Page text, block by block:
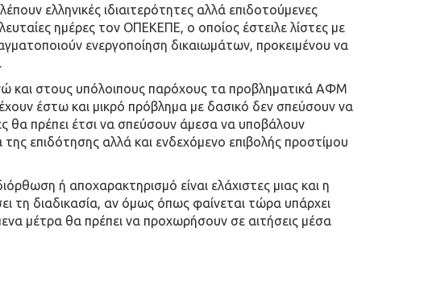
ελληνικές ιδιαιτερότητες αλλά επιδοτούμενες
ημέρες τον ΟΠΕΚΕΠΕ, ο οποίος έστειλε λίστες με
ενεργοποίηση δικαιωμάτων, προκειμένου να
και στους υπόλοιπους παρόχους τα προβληματικά ΑΦΜ
έστω και μικρό πρόβλημα με δασικό δεν σπεύσουν να
θα πρέπει έτσι να σπεύσουν άμεσα να υποβάλουν
επιδότησης αλλά και ενδεχόμενο επιβολής προστίμου
ή αποχαρακτηρισμό είναι ελάχιστες μιας και η
τη διαδικασία, αν όμως όπως φαίνεται τώρα υπάρχει
μέτρα θα πρέπει να προχωρήσουν σε αιτήσεις μέσα